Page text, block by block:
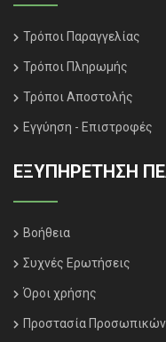
Τρόποι Παραγγελίας
Τρόποι Πληρωμής
Τρόποι Αποστολής
Εγγύηση - Επιστροφές
ΕΞΥΠΗΡΈΤΗΣΗ
Βοήθεια
Συχνές Ερωτήσεις
Όροι χρήσης
Προστασία